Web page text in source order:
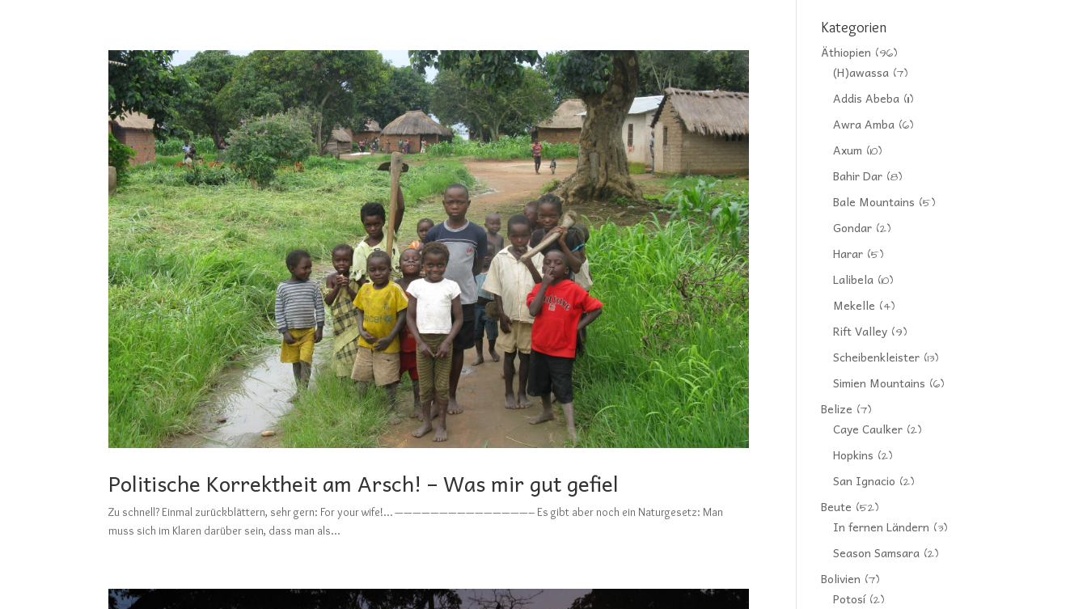
Politische Korrektheit am Arsch! – Was mir gut gefiel
Zu schnell? Einmal zurückblättern, sehr gern: For your wife!… ———————————————– Es gibt aber noch ein Naturgesetz: Man
muss sich im Klaren darüber sein, dass man als...
Kategorien
Äthiopien (96)
(H)awassa (7)
Addis Abeba (11)
Awra Amba (6)
Axum (10)
Bahir Dar (8)
Bale Mountains (5)
Gondar (2)
Harar (5)
Lalibela (10)
Mekelle (4)
Rift Valley (9)
Scheibenkleister (13)
Simien Mountains (6)
Belize (7)
Caye Caulker (2)
Hopkins (2)
San Ignacio (2)
Beute (52)
In fernen Ländern (3)
Season Samsara (2)
Bolivien (7)
Potosí(2)